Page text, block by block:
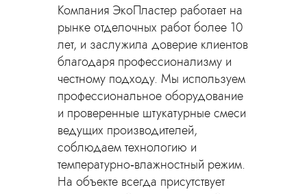
Компания ЭкоПластер работает на
рынке отделочных работ более 10
лет, и заслужила доверие клиентов
благодаря профессионализму и
честному подходу. Мы используем
профессиональное оборудование
и проверенные штукатурные смеси
ведущих производителей,
соблюдаем технологию и
температурно‑влажностный режим.
На объекте всегда присутствует